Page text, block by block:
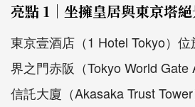
亮點 1｜坐擁皇居與東京塔
東京壹酒店（1 Hotel Tokyo）
界之門赤阪（Tokyo World Gate
信託大廈（Akasaka Trust